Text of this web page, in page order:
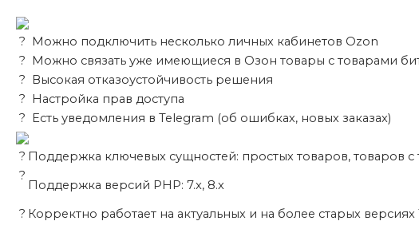
? Можно подключить несколько личных кабинетов Ozon
? Можно связать уже имеющиеся в Озон товары с товарами
? Высокая отказоустойчивость решения
? Настройка прав доступа
? Есть уведомления в Telegram (об ошибках, новых заказах)
? Поддержка ключевых сущностей: простых товаров, товаров
?
Поддержка версий PHP: 7.x, 8.x
? Корректно работает на актуальных и на более старых версиях